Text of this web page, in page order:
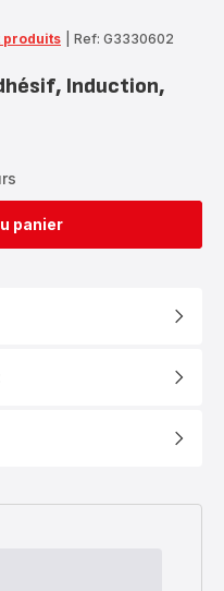
produits Ref: G3330602
Induction,
panier